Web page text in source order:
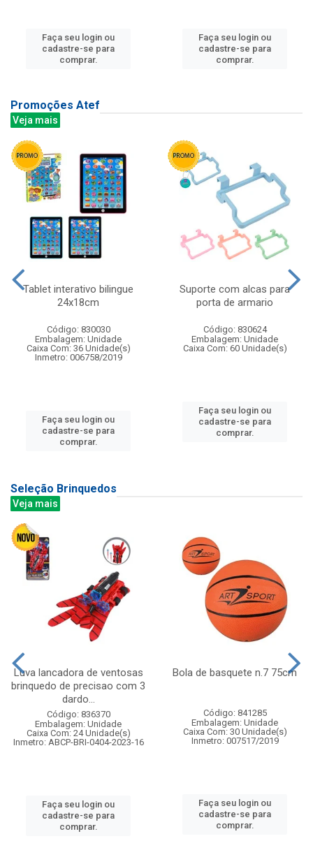
Faça seu login ou
cadastre-se para
comprar.
Faça seu login ou
cadastre-se para
comprar.
Promoções Atef
Veja mais
Tablet interativo bilingue
24x18cm
Código: 830030
Embalagem: Unidade
Caixa Com: 36 Unidade(s)
Inmetro: 006758/2019
Faça seu login ou
cadastre-se para
comprar.
Suporte com alcas para
porta de armario
Código: 830624
Embalagem: Unidade
Caixa Com: 60 Unidade(s)
Faça seu login ou
cadastre-se para
comprar.
Seleção Brinquedos
Veja mais
Luva lancadora de ventosas
brinquedo de precisao com 3
dardo...
Código: 836370
Embalagem: Unidade
Caixa Com: 24 Unidade(s)
Inmetro: ABCP-BRI-0404-2023-16
Faça seu login ou
cadastre-se para
comprar.
Bola de basquete n.7 75cm
Código: 841285
Embalagem: Unidade
Caixa Com: 30 Unidade(s)
Inmetro: 007517/2019
Faça seu login ou
cadastre-se para
comprar.